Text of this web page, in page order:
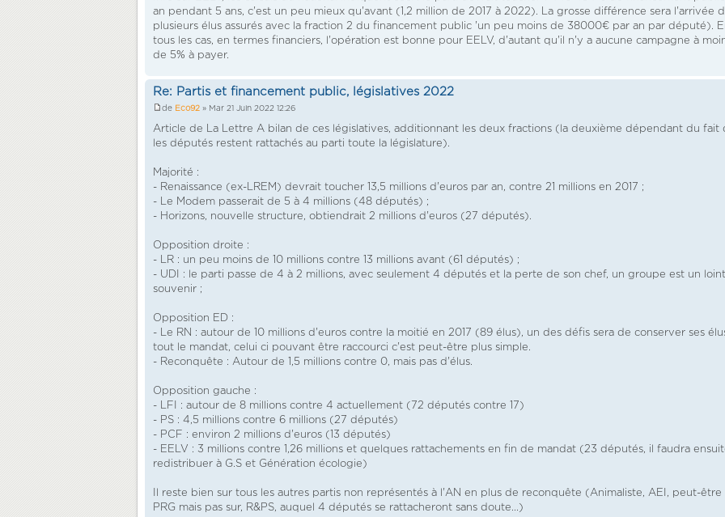
an pendant 5 ans, c'est un peu mieux qu'avant (1,2 million de 2017 à 2022). La grosse différence sera l'arrivée
plusieurs élus assurés avec la fraction 2 du financement public 'un peu moins de 38000€ par an par député).
tous les cas, en termes financiers, l'opération est bonne pour EELV, d'autant qu'il n'y a aucune campagne à
de 5% à payer.
Re: Partis et financement public, législatives 2022
de Eco92 » Mar 21 Juin 2022 12:26
Article de La Lettre A bilan de ces législatives, additionnant les deux fractions (la deuxième dépendant du fait
les députés restent rattachés au parti toute la législature).
Majorité :
- Renaissance (ex-LREM) devrait toucher 13,5 millions d'euros par an, contre 21 millions en 2017 ;
- Le Modem passerait de 5 à 4 millions (48 députés) ;
- Horizons, nouvelle structure, obtiendrait 2 millions d'euros (27 députés).
Opposition droite :
- LR : un peu moins de 10 millions contre 13 millions avant (61 députés) ;
- UDI : le parti passe de 4 à 2 millions, avec seulement 4 députés et la perte de son chef, un groupe est un
souvenir ;
Opposition ED :
- Le RN : autour de 10 millions d'euros contre la moitié en 2017 (89 élus), un des défis sera de conserver ses
tout le mandat, celui ci pouvant être raccourci c'est peut-être plus simple.
- Reconquête : Autour de 1,5 millions contre 0, mais pas d'élus.
Opposition gauche :
- LFI : autour de 8 millions contre 4 actuellement (72 députés contre 17)
- PS : 4,5 millions contre 6 millions (27 députés)
- PCF : environ 2 millions d'euros (13 députés)
- EELV : 3 millions contre 1,26 millions et quelques rattachements en fin de mandat (23 députés, il faudra
redistribuer à G.S et Génération écologie)
Il reste bien sur tous les autres partis non représentés à l'AN en plus de reconquête (Animaliste, AEI, peut-être
PRG mais pas sur, R&PS, auquel 4 députés se rattacheront sans doute...)